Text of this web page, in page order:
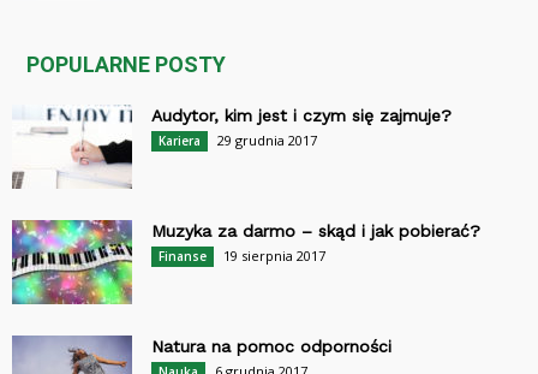
POPULARNE POSTY
Audytor, kim jest i czym się zajmuje?
Kariera 29 grudnia 2017
Muzyka za darmo – skąd i jak pobierać?
Finanse 19 sierpnia 2017
Natura na pomoc odporności